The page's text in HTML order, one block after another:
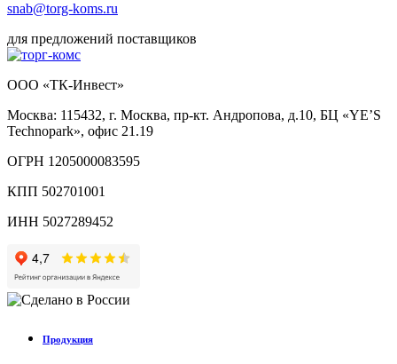
snab@torg-koms.ru
для предложений поставщиков
ООО «ТК-Инвест»
Москва: 115432, г. Москва, пр-кт. Андропова, д.10, БЦ «YE’S
Technopark», офис 21.19
ОГРН 1205000083595
КПП 502701001
ИНН 5027289452
Продукция